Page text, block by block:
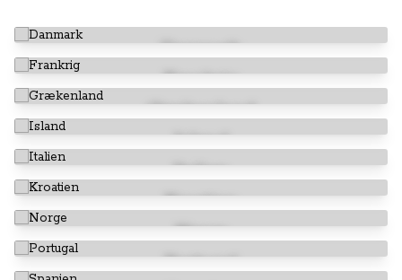
Danmark
Frankrig
Grækenland
Island
Italien
Kroatien
Norge
Portugal